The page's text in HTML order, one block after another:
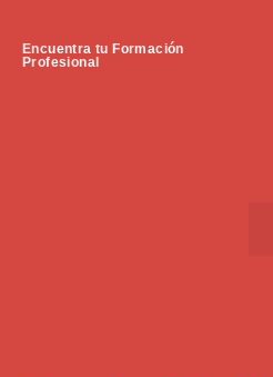
Encuentra tu Formación
Profesional